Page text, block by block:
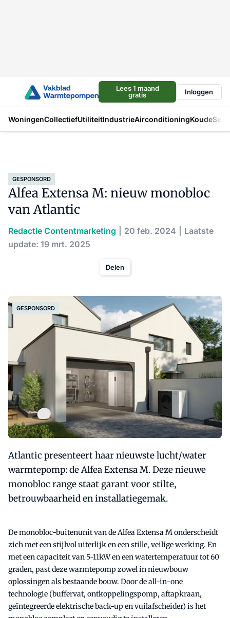
Lees 1 maand
gratis
Inloggen
WoningenCollectiefUtiliteitIndustrieAirconditioningKoude
GESPONSORD
Alfea Extensa M: nieuw monobloc
van Atlantic
Redactie Contentmarketing 20 feb. 2024
Laatste
update: 19 mrt. 2025
Delen
GESPONSORD
Atlantic presenteert haar nieuwste lucht/water
warmtepomp: de Alfea Extensa M. Deze nieuwe
monobloc range staat garant voor stilte,
betrouwbaarheid en installatiegemak.
De monobloc-buitenunit van de Alfea Extensa M onderscheidt
zich met een stijlvol uiterlijk en een stille, veilige werking. En
met een capaciteit van 5-11kW en een watertemperatuur tot 60
graden, past deze warmtepomp zowel in nieuwbouw
oplossingen als bestaande bouw. Door de all-in-one
technologie (buffervat, ontkoppelingspomp, aftapkraan,
geïntegreerde elektrische back-up en vuilafscheider) is het